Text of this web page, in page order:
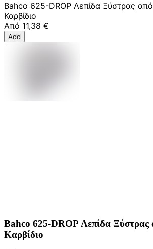
Bahco 625-DROP Λεπίδα Ξύστρας
Καρβίδιο
Από 11,38 €
Add
Bahco 625-DROP Λεπίδα Ξύστρας
Καρβίδιο